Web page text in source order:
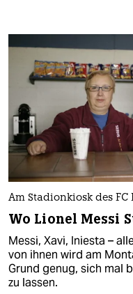
Am Stadionkiosk des FC
Wo Lionel Messi
Messi, Xavi, Iniesta –
von ihnen wird am
Grund genug, sich mal
zu lassen.